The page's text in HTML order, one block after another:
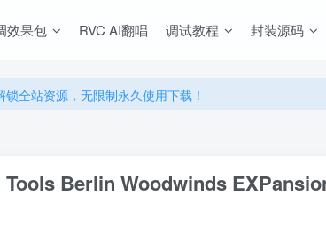
效果包 RVC AI翻唱 调试教程 封装源码
全站资源，无限制永久使用下载！
全站资源，无限制永久使用下载！
Berlin Woodwinds